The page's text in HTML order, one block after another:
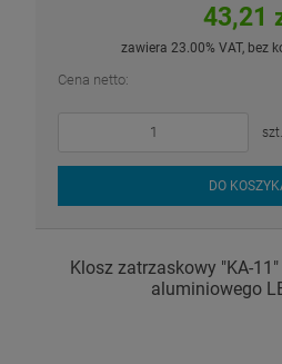
43,21
zawiera 23.00% VAT, bez
Cena netto:
szt.
DO
Klosz zatrzaskowy "KA-
aluminiowego